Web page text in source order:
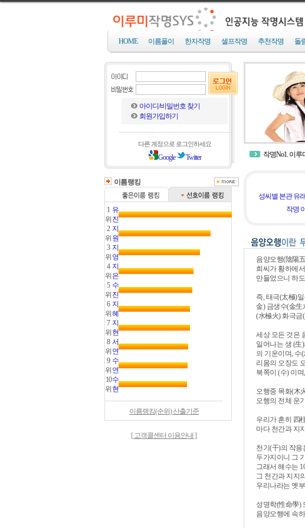
HOME 이름풀이 한자작명 셀프작명 추천작명 돌
아이디/비밀번호 찾기
회원가입하기
다른 계정으로 로그인하세요
Google Twitter
이름랭킹
1
위
유
진
2
위
지
원
3
위
지
영
4
위
지
은
5
위
수
진
6
위
지
혜
7
위
지
현
8
위
서
연
9
위
수
연
10
위
수
현
이름랭킹(순위) 산출기준
[ 고객콜센터 이용안내 ]
작명No1. 이루
성씨별 본관 유래
작명
음양오행(陰陽
희씨가 황하에
만들었으니 하
즉, 태극(太極)
金) 금생수(金生
(水極火) 화극금
세상 모든 것은
일어나는 생 (生
의 기운이며, 수
리몸의 오장도
북쪽이 (수) 이
오행중 목화(木
오행의 전체 운
우리가 흔히 四
마다 천간과 지
천기(干)의 작용
두가지이니 그
그래서 해수는
그 천간과 지지
우리나라는 옛
성명학(性命學)
음양오행에 속